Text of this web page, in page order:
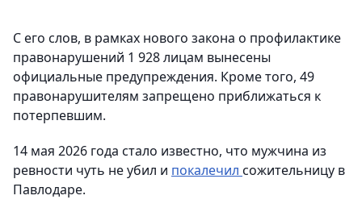
С его слов, в рамках нового закона о профилактике
правонарушений 1 928 лицам вынесены
официальные предупреждения. Кроме того, 49
правонарушителям запрещено приближаться к
потерпевшим.
14 мая 2026 года стало известно, что мужчина из
ревности чуть не убил и покалечил сожительницу в
Павлодаре.